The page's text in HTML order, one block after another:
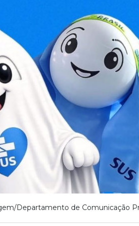
Departamento de Comunicação